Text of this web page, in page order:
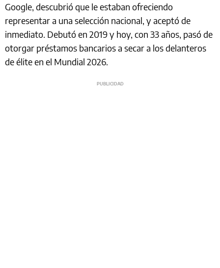
Google, descubrió que le estaban ofreciendo
representar a una selección nacional, y aceptó de
inmediato. Debutó en 2019 y hoy, con 33 años, pasó de
otorgar préstamos bancarios a secar a los delanteros
de élite en el Mundial 2026.